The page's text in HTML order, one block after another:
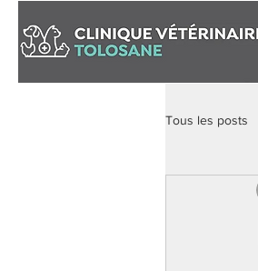
Tous les posts